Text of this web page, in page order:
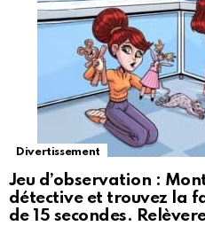
Divertissement
Jeu d’observation :
détective et trouvez la
de 15 secondes.